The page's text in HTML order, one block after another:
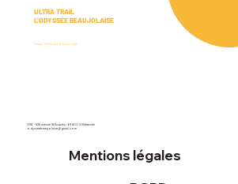
ULTRA TRAIL
L'ODYSSÉE BEAUJOLAISE
Fleurie - Rhône le 11 & 12 avril 2026
OSV - 535 avenue St Exupéry - 69400 Villefranche
odysseebeaujolaise@gmail.com
Mentions légales